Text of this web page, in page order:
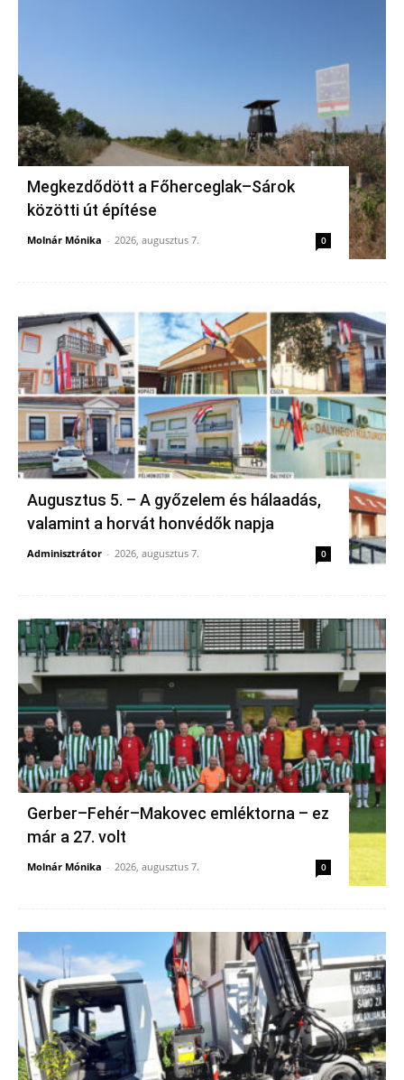
Megkezdődött a Főherceglak–Sárok
közötti út építése
Molnár Mónika - 2026, augusztus 7. 0
Augusztus 5. – A győzelem és hálaadás,
valamint a horvát honvédők napja
Adminisztrátor - 2026, augusztus 7. 0
Gerber–Fehér–Makovec emléktorna – ez
már a 27. volt
Molnár Mónika - 2026, augusztus 7. 0